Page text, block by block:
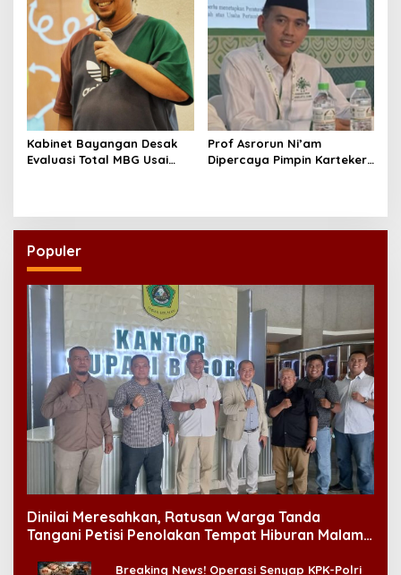
Kabinet Bayangan Desak
Evaluasi Total MBG Usai
Prof Asrorun Ni’am
Dipercaya Pimpin Karteker
Populer
Dinilai Meresahkan, Ratusan Warga Tanda
Tangani Petisi Penolakan Tempat Hiburan Malam
Breaking News! Operasi Senyap KPK-Polri